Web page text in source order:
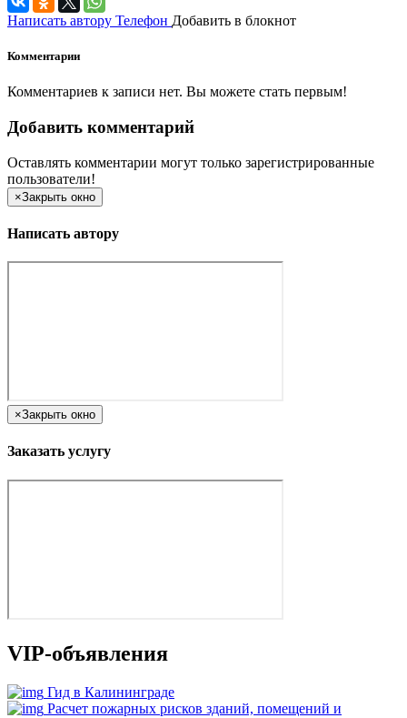
Написать автору Телефон Добавить в блокнот
Комментарии
Комментариев к записи нет. Вы можете стать первым!
Добавить комментарий
Оставлять комментарии могут только зарегистрированные
пользователи!
×Закрыть окно
Написать автору
×Закрыть окно
Заказать услугу
VIP-объявления
Гид в Калининграде
Расчет пожарных рисков зданий, помещений и